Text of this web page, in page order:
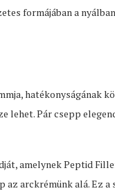
formájában a
hatékonyságának
lehet. Pár csepp
amelynek Peptid
arckrémünk alá. Ez